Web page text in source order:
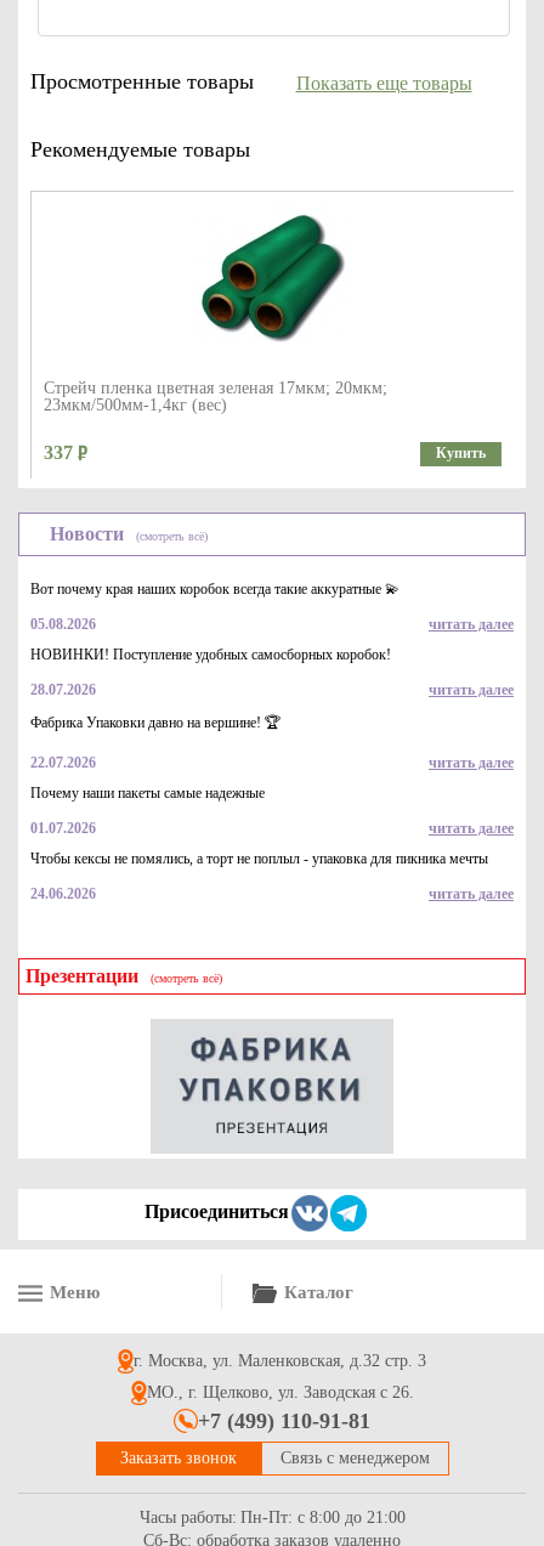
Просмотренные товары
Рекомендуемые товары
Стрейч пленка цветная зеленая 17мкм; 20мкм;
23мкм/500мм-1,4кг (вес)
337 Купить
Стрейч пленка цветная фиолетовая 17мкм; 20мкм;
337 Купить
Стрейч-пленка цветная синяя 17мкм; 20мкм;
23мкм/500мм-1,4кг (вес)
Стрейч пленка цветная белая 17мкм; 20мкм; 23мкм/500мм
Показать еще товары
Новости (смотреть всё)
Вот почему края наших коробок всегда такие аккуратные 💫
05.08.2026
читать далее
НОВИНКИ! Поступление удобных самосборных коробок!
28.07.2026
читать далее
Фабрика Упаковки давно на вершине! 🏆
22.07.2026
читать далее
Почему наши пакеты самые надежные
01.07.2026
читать далее
Чтобы кексы не помялись, а торт не поплыл - упаковка для пикника мечты
24.06.2026 читать далее
Презентации (смотреть всё)
Присоединиться
Меню Каталог
г. Москва, ул. Маленковская, д.32 стр. 3
МО., г. Щелково, ул. Заводская с 26.
+7 (499) 110-91-81
Заказать звонок Связь с менеджером
Часы работы: Пн-Пт: с 8:00 до 21:00
Сб-Вс: обработка заказов удаленно